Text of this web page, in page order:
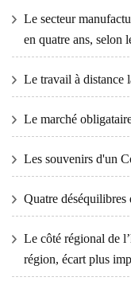
Le secteur
en quatre ans, selon
Le travail à distance
Le marché
Les souvenirs d'un
Quatre
Le côté régional de
région, écart plus